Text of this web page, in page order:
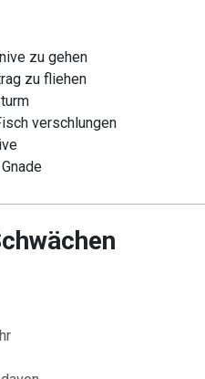
zu gehen
zu fliehen
verschlungen